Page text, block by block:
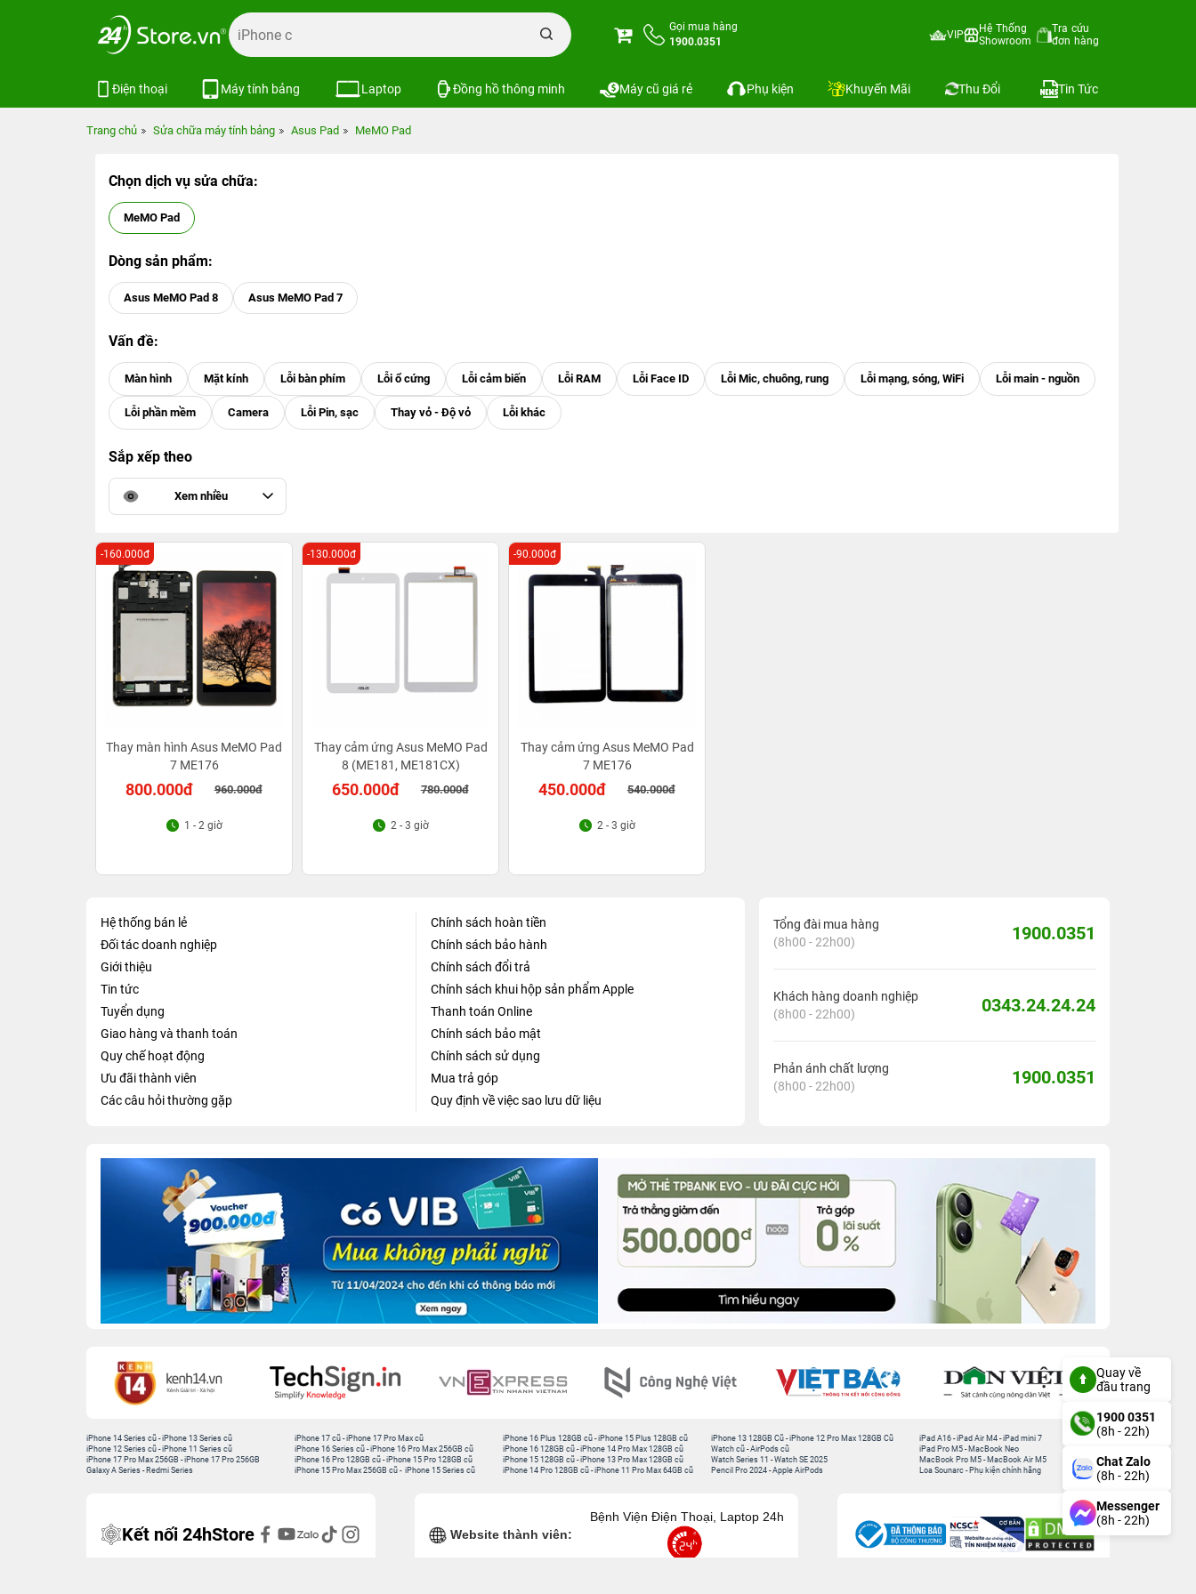
Gọi mua hàng
1900.0351
VIP
Hệ Thống
Showroom
Tra cứu
đơn hàng
Điện thoại Máy tính bảng Laptop Đồng hồ thông minh Máy cũ giá rẻ Phụ kiện Khuyến Mãi Thu Đổi Tin Tức
Trang chủ Sửa chữa máy tính bảng Asus Pad MeMO Pad
Chọn dịch vụ sửa chữa:
MeMO Pad
Dòng sản phẩm:
Asus MeMO Pad 8 Asus MeMO Pad 7
Vấn đề:
Sắp xếp theo
Xem nhiều
Thay màn hình Asus MeMO Pad
7 ME176
800.000đ 960.000đ
-160.000đ
1 - 2 giờ
Thay cảm ứng Asus MeMO Pad
8 (ME181, ME181CX)
650.000đ 780.000đ
-130.000đ
2 - 3 giờ
Thay cảm ứng Asus MeMO Pad
7 ME176
450.000đ 540.000đ
-90.000đ
2 - 3 giờ
Hệ thống bán lẻ
Đối tác doanh nghiệp
Giới thiệu
Tin tức
Tuyển dụng
Giao hàng và thanh toán
Quy chế hoạt động
Ưu đãi thành viên
Các câu hỏi thường gặp
Chính sách hoàn tiền
Chính sách bảo hành
Chính sách đổi trả
Chính sách khui hộp sản phẩm Apple
Thanh toán Online
Chính sách bảo mật
Chính sách sử dụng
Mua trả góp
Quy định về việc sao lưu dữ liệu
Tổng đài mua hàng
(8h00 - 22h00)
1900.0351
Khách hàng doanh nghiệp
(8h00 - 22h00)
0343.24.24.24
Phản ánh chất lượng
(8h00 - 22h00)
1900.0351
iPhone 14 Series cũ -iPhone 13 Series cũ
iPhone 12 Series cũ -iPhone 11 Series cũ
iPhone 17 Pro Max 256GB -iPhone 17 Pro 256GB
Galaxy A Series - Redmi Series
iPhone 17 cũ -iPhone 17 Pro Max cũ
iPhone 16 Series cũ - iPhone 16 Pro Max 256GB cũ
iPhone 16 Pro 128GB cũ -iPhone 15 Pro 128GB cũ
iPhone 15 Pro Max 256GB cũ - iPhone 15 Series cũ
iPhone 16 Plus 128GB cũ -iPhone 15 Plus 128GB cũ
iPhone 16 128GB cũ -iPhone 14 Pro Max 128GB cũ
iPhone 15 128GB cũ -iPhone 13 Pro Max 128GB cũ
iPhone 14 Pro 128GB cũ -iPhone 11 Pro Max 64GB cũ
iPhone 13 128GB Cũ -iPhone 12 Pro Max 128GB Cũ
Watch cũ -AirPods cũ
Watch Series 11 -Watch SE 2025
Pencil Pro 2024 -Apple AirPods
iPad A16 -iPad Air M4 -iPad mini 7
iPad Pro M5 - MacBook Neo
MacBook Pro M5 - MacBook Air M5
Loa Sounarc - Phụ kiện chính hãng
Kết nối 24hStore Website thành viên:
Bệnh Viện Điện Thoại, Laptop 24h
Quay về
đầu trang
1900 0351
(8h - 22h)
Chat Zalo
(8h - 22h)
Messenger
(8h - 22h)